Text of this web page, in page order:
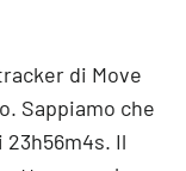
di Move
Sappiamo che
Il